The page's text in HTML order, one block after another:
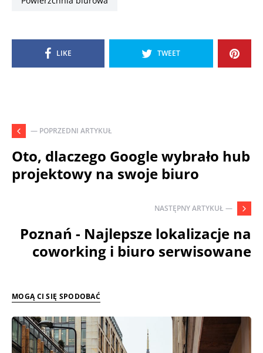
LIKE TWEET
— POPRZEDNI ARTYKUŁ
Oto, dlaczego Google wybrało hub
projektowy na swoje biuro
NASTĘPNY ARTYKUŁ —
Poznań - Najlepsze lokalizacje na
coworking i biuro serwisowane
MOGĄ CI SIĘ SPODOBAĆ